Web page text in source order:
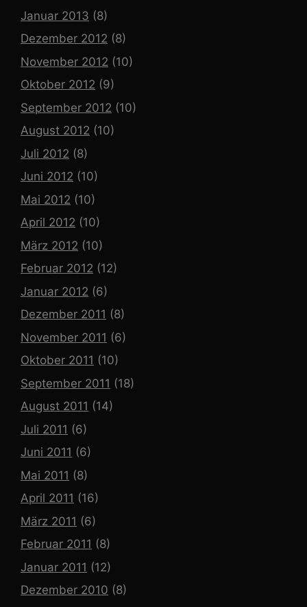
Januar 2013 (8)
Dezember 2012 (8)
November 2012 (10)
Oktober 2012 (9)
September 2012 (10)
August 2012 (10)
Juli 2012 (8)
Juni 2012 (10)
Mai 2012 (10)
April 2012 (10)
März 2012 (10)
Februar 2012 (12)
Januar 2012 (6)
Dezember 2011 (8)
November 2011 (6)
Oktober 2011 (10)
September 2011 (18)
August 2011 (14)
Juli 2011 (6)
Juni 2011 (6)
Mai 2011 (8)
April 2011 (16)
März 2011 (6)
Februar 2011 (8)
Januar 2011 (12)
Dezember 2010 (8)